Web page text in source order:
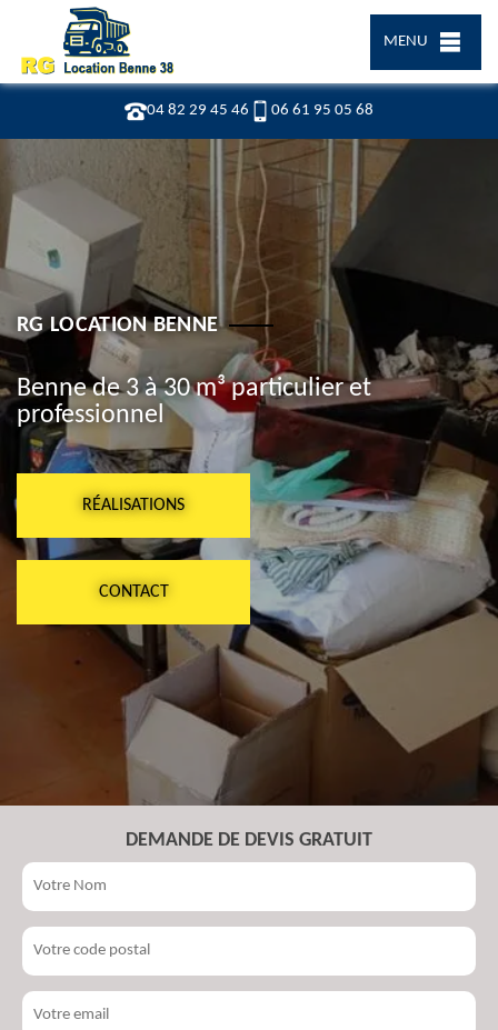
04 82 29 45 46 06 61 95 05 68
MENU
RG LOCATION BENNE
Benne de 3 à 30 m³ particulier et
professionnel
RÉALISATIONS
CONTACT
DEMANDE DE DEVIS GRATUIT